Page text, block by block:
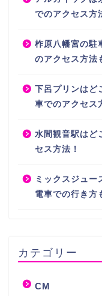
でのアクセス方
柞原八幡宮の駐
のアクセス方法
下呂プリンはど
車でのアクセス
水間観音駅はど
セス方法！
ミックスジュー
電車での行き方
カテゴリー
CM